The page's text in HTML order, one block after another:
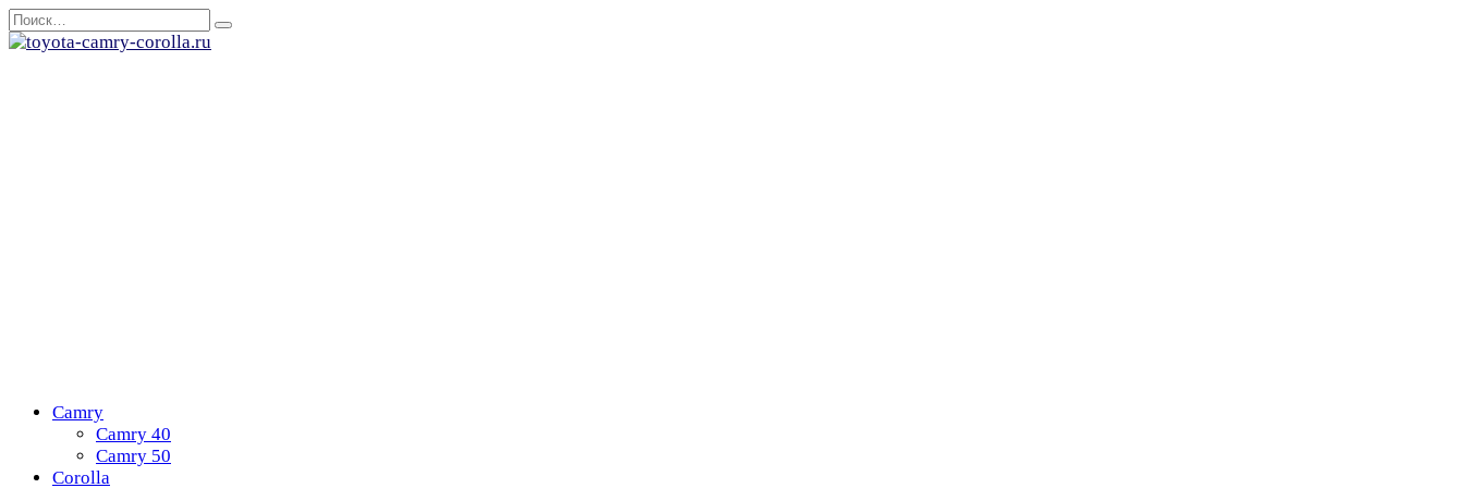
Перейти
к
Search
for:
Camry
Camry 40
Camry 50
Corolla